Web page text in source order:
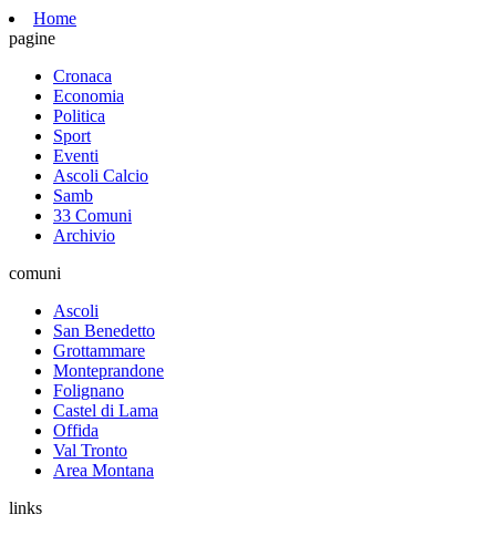
Home
pagine
Cronaca
Economia
Politica
Sport
Eventi
Ascoli Calcio
Samb
33 Comuni
Archivio
comuni
Ascoli
San Benedetto
Grottammare
Monteprandone
Folignano
Castel di Lama
Offida
Val Tronto
Area Montana
links